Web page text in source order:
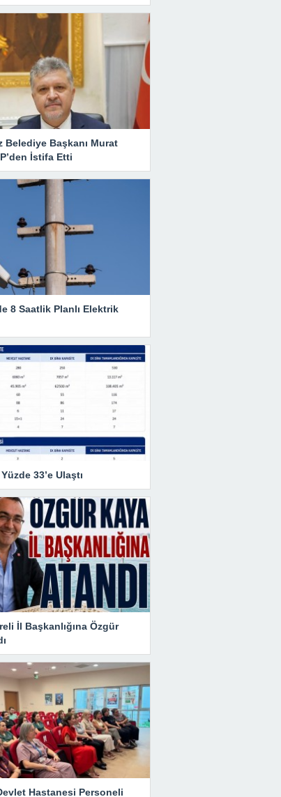
Belediye Başkanı Murat
İstifa Etti
8 Saatlik Planlı Elektrik
33’e Ulaştı
İl Başkanlığına Özgür
Hastanesi Personeli